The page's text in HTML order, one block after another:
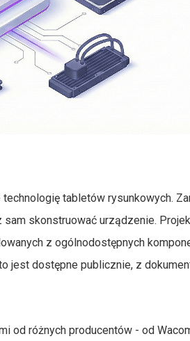
tabletów rysunkowych.
sam skonstruować urządzenie.
z ogólnodostępnych
jest dostępne publicznie, z
od różnych producentów - od